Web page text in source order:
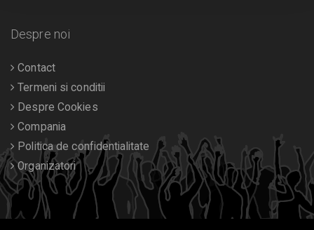
Despre noi
Contact
Termeni si conditii
Despre Cookies
Compania
Politica de confidentialitate
Organizatori